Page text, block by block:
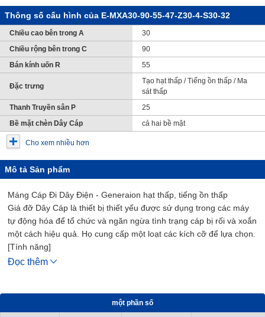
Thông số cấu hình của E-MXA30-90-55-47-Z30-4-S30-32
Chiều cao bên trong A
30
Chiều rộng bên trong C
90
Bán kính uốn R
55
Đặc trưng
Tạo hạt thấp / Tiếng ồn thấp / Ma
sát thấp
Thanh Truyền sân P
25
Bề mặt chèn Dây Cáp
cả hai bề mặt
Cho xem nhiều hơn
Mô tả Sản phẩm
Máng Cáp Đi Dây Điện - Generaion hạt thấp, tiếng ồn thấp
Giá đỡ Dây Cáp là thiết bị thiết yếu được sử dụng trong các máy
tự động hóa để tổ chức và ngăn ngừa tình trạng cáp bị rối và xoắn
một cách hiệu quả. Họ cung cấp một loạt các kích cỡ để lựa chọn.
[Tính năng]
- Chiều rộng bên trong Tối thiểu / Tối đa (mm.): 30 và 100
- Số lượng liên kết (PCS.): có thể chọn từ 10 đến 65
- Vật Liệu: PA+Sợi thủy tinh
Đọc thêm
một phần số